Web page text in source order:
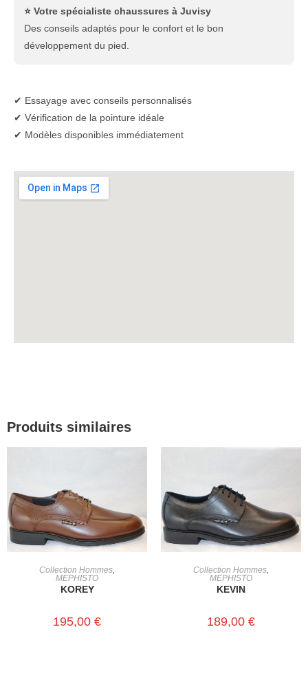
⭐ Votre spécialiste chaussures à Juvisy
Des conseils adaptés pour le confort et le bon
développement du pied.
✔ Essayage avec conseils personnalisés
✔ Vérification de la pointure idéale
✔ Modèles disponibles immédiatement
Produits similaires
CHOIX DES OPTIONS
Collection Hommes
MEPHISTO
KOREY
195,00 €
CHOIX DES OPTIONS
Collection Hommes
MEPHISTO
KEVIN
189,00 €